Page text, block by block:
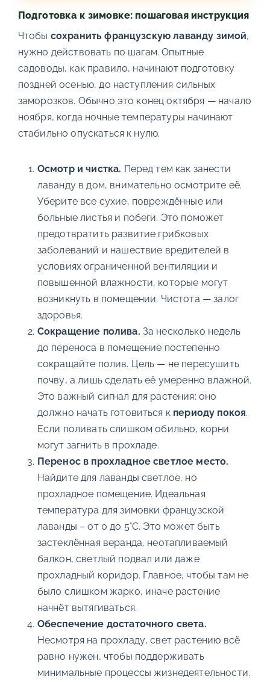
Подготовка к зимовке: пошаговая инструкция
Чтобы сохранить французскую лаванду зимой,
нужно действовать по шагам. Опытные
садоводы, как правило, начинают подготовку
поздней осенью, до наступления сильных
заморозков. Обычно это конец октября — начало
ноября, когда ночные температуры начинают
стабильно опускаться к нулю.
Осмотр и чистка. Перед тем как занести
лаванду в дом, внимательно осмотрите её.
Уберите все сухие, повреждённые или
больные листья и побеги. Это поможет
предотвратить развитие грибковых
заболеваний и нашествие вредителей в
условиях ограниченной вентиляции и
повышенной влажности, которые могут
возникнуть в помещении. Чистота — залог
здоровья.
Сокращение полива. За несколько недель
до переноса в помещение постепенно
сокращайте полив. Цель — не пересушить
почву, а лишь сделать её умеренно влажной.
Это важный сигнал для растения: оно
должно начать готовиться к периоду покоя.
Если поливать слишком обильно, корни
могут загнить в прохладе.
Перенос в прохладное светлое место.
Найдите для лаванды светлое, но
прохладное помещение. Идеальная
температура для зимовки французской
лаванды – от 0 до 5°C. Это может быть
застеклённая веранда, неотапливаемый
балкон, светлый подвал или даже
прохладный коридор. Главное, чтобы там не
было слишком жарко, иначе растение
начнёт вытягиваться.
Обеспечение достаточного света.
Несмотря на прохладу, свет растению всё
равно нужен, чтобы поддерживать
минимальные процессы жизнедеятельности.